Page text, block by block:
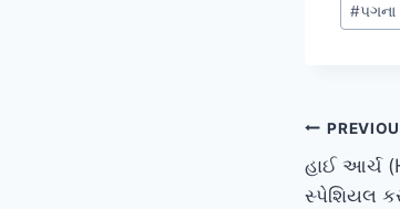
#પગના
Post
હાઈ આર્ચ
સ્પેશિયલ